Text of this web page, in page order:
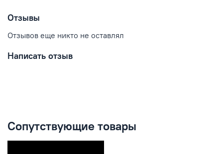
Отзывы
Отзывов еще никто не оставлял
Написать отзыв
Сопутствующие товары